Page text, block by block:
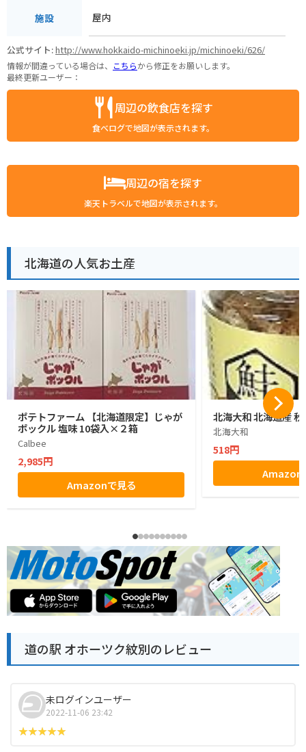
施設 屋内
公式サイト:http://www.hokkaido-michinoeki.jp/michinoeki/626/
情報が間違っている場合は、 こちらから修正をお願いします。
最終更新ユーザー：
周辺の飲食店を探す
食べログで地図が表示されます。
周辺の宿を探す
楽天トラベルで地図が表示されます。
北海道の人気お土産
ポテトファーム 【北海道限定】じゃが
ポックル 塩味 10袋入×２箱
Calbee
2,985円
Amazonで見る
北海大和 北海道産
北海大和
518円
Amazon
道の駅 オホーツク紋別のレビュー
未ログインユーザー
2022-11-06 23:42